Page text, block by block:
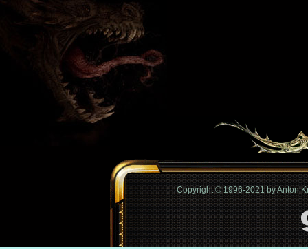
Copyright © 1996-2021 by Anton